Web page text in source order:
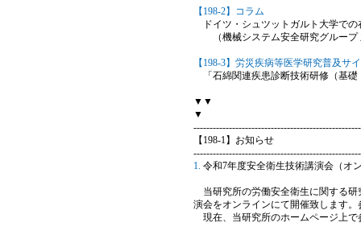
【198-2】コラム
ドイツ・シュツットガルト大学での
（機械システム安全研究グループ
【198-3】労災疾病等医学研究普及サ
「石綿関連疾患診断技術研修（基礎
▼▼
▼
【198-1】お知らせ
1. 令和7年度安全衛生技術講演会（オ
当研究所の労働安全衛生に関する研
演会をオンラインにて開催致します
現在、当研究所のホームページ上で